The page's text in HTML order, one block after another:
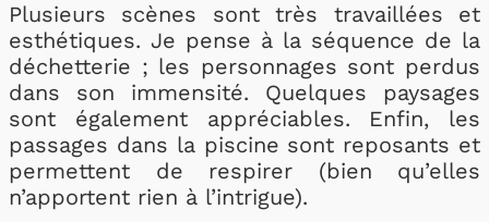
Plusieurs scènes sont très travaillées et
esthétiques. Je pense à la séquence de la
déchetterie ; les personnages sont perdus
dans son immensité. Quelques paysages
sont également appréciables. Enfin, les
passages dans la piscine sont reposants et
permettent de respirer (bien qu’elles
n’apportent rien à l’intrigue).